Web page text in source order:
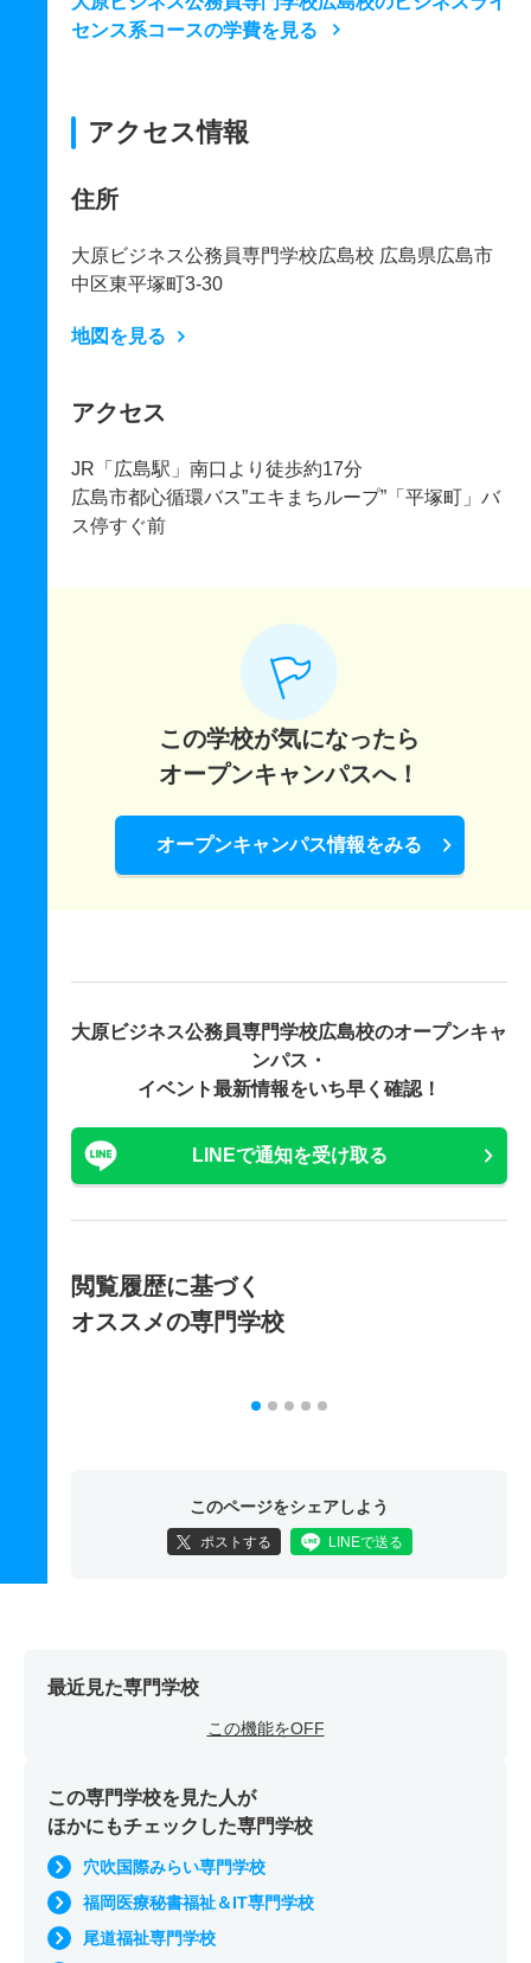
センス系コースの学費を見る
アクセス情報
住所
大原ビジネス公務員専門学校広島校 広島県広島市
中区東平塚町3-30
地図を見る
アクセス
JR「広島駅」南口より徒歩約17分
広島市都心循環バス”エキまちループ”「平塚町」バ
ス停すぐ前
この学校が気になったら
オープンキャンパスへ！
オープンキャンパス情報をみる
大原ビジネス公務員専門学校広島校のオープンキャ
ンパス・
イベント最新情報をいち早く確認！
LINEで通知を受け取る
閲覧履歴に基づく
オススメの専門学校
このページをシェアしよう
ポストする LINEで送る
最近見た専門学校
この機能をOFF
この専門学校を見た人が
ほかにもチェックした専門学校
穴吹国際みらい専門学校
福岡医療秘書福祉＆IT専門学校
尾道福祉専門学校